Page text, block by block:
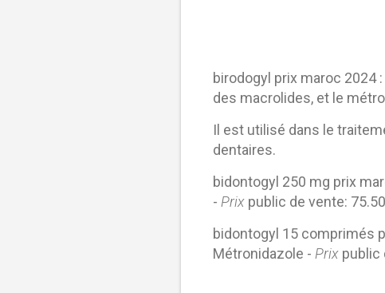
birodogyl prix maroc 2024
des macrolides, et le
Il est utilisé dans le
dentaires.
bidontogyl 250 mg prix
- Prix public de vente:
bidontogyl 15 comprimés
Métronidazole - Prix public